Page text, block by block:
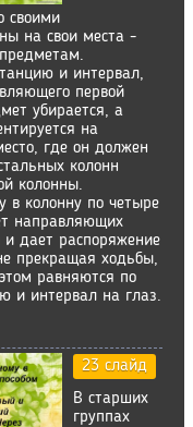
своими
на свои места -
и интервал,
первой
убирается, а
на
где он должен
колонн
колонны.
в колонну по четыре
направляющих
дает распоряжение
прекращая ходьбы,
равняются по
и интервал на глаз.
23 слайд
В старших
группах